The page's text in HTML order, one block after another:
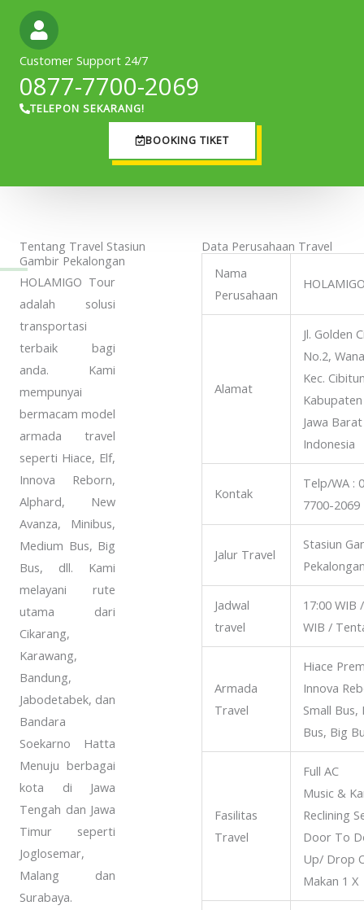
Customer Support 24/7
0877-7700-2069
TELEPON SEKARANG!
BOOKING TIKET
Tentang Travel Stasiun
Gambir Pekalongan
HOLAMIGO Tour
adalah solusi
transportasi
terbaik bagi
anda. Kami
mempunyai
bermacam model
armada travel
seperti Hiace, Elf,
Innova Reborn,
Alphard, New
Avanza, Minibus,
Medium Bus, Big
Bus, dll. Kami
melayani rute
utama dari
Cikarang,
Karawang,
Bandung,
Jabodetabek, dan
Bandara
Soekarno Hatta
Menuju berbagai
kota di Jawa
Tengah dan Jawa
Timur seperti
Joglosemar,
Malang dan
Surabaya.
Data Perusahaan Travel
Nama
Perusahaan
Alamat
Jl. Golden
No.2,
Kec.
Jawa
Indonesia
Kontak
Telp/WA :
7700-2069
Jalur Travel
Stasiun
Jadwal
travel
17:00 WIB
WIB /
Armada
Travel
Hiace
Innova
Small Bus,
Bus, Big
Fasilitas
Travel
Full AC
Music &
Reclining
Door To
Up/ Drop
Makan 1 X